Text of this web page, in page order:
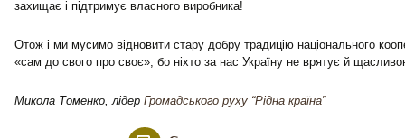
захищає і підтримує власного виробника!
Отож і ми мусимо відновити стару добру традицію національного
«сам до свого про своє», бо ніхто за нас Україну не врятує й
Микола Томенко, лідер Громадського руху “Рідна країна”